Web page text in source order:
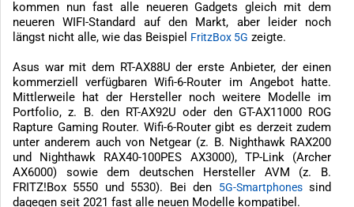
kommen nun fast alle neueren Gadgets gleich mit dem
neueren WIFI-Standard auf den Markt, aber leider noch
längst nicht alle, wie das Beispiel FritzBox 5G zeigte.
Asus war mit dem RT-AX88U der erste Anbieter, der einen
kommerziell verfügbaren Wifi-6-Router im Angebot hatte.
Mittlerweile hat der Hersteller noch weitere Modelle im
Portfolio, z. B. den RT-AX92U oder den GT-AX11000 ROG
Rapture Gaming Router. Wifi-6-Router gibt es derzeit zudem
unter anderem auch von Netgear (z. B. Nighthawk RAX200
und Nighthawk RAX40-100PES AX3000), TP-Link (Archer
AX6000) sowie dem deutschen Hersteller AVM (z. B.
FRITZ!Box 5550 und 5530). Bei den
5G-Smartphonessind
dagegen seit 2021 fast alle neuen Modelle kompatibel.